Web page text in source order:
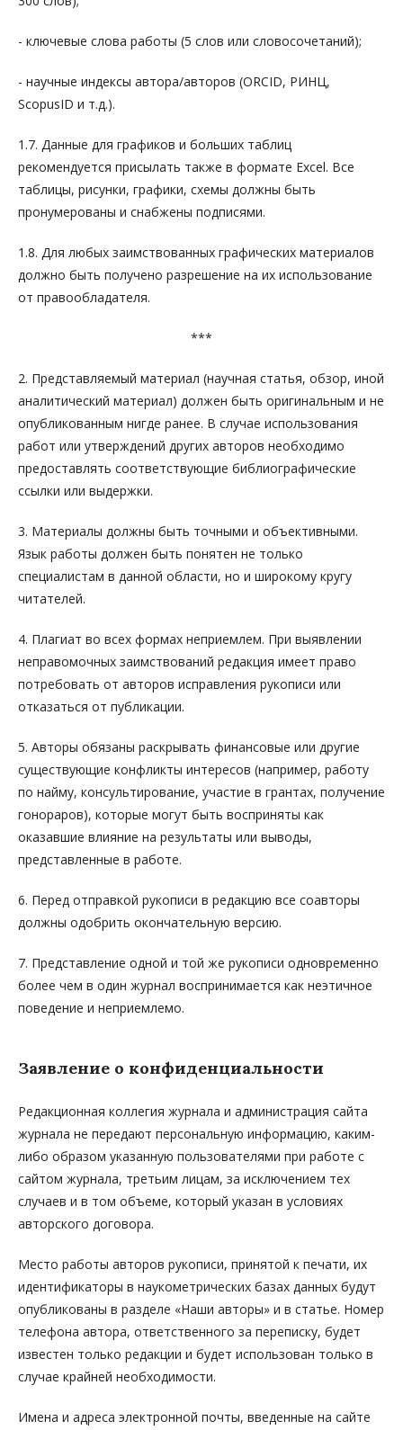
- ключевые слова работы (5 слов или словосочетаний);
- научные индексы автора/авторов (ORCID, РИНЦ,
ScopusID и т.д.).
1.7. Данные для графиков и больших таблиц
рекомендуется присылать также в формате Excel. Все
таблицы, рисунки, графики, схемы должны быть
пронумерованы и снабжены подписями.
1.8. Для любых заимствованных графических материалов
должно быть получено разрешение на их использование
от правообладателя.
***
2. Представляемый материал (научная статья, обзор, иной
аналитический материал) должен быть оригинальным и не
опубликованным нигде ранее. В случае использования
работ или утверждений других авторов необходимо
предоставлять соответствующие библиографические
ссылки или выдержки.
3. Материалы должны быть точными и объективными.
Язык работы должен быть понятен не только
специалистам в данной области, но и широкому кругу
читателей.
4. Плагиат во всех формах неприемлем. При выявлении
неправомочных заимствований редакция имеет право
потребовать от авторов исправления рукописи или
отказаться от публикации.
5. Авторы обязаны раскрывать финансовые или другие
существующие конфликты интересов (например, работу
по найму, консультирование, участие в грантах, получение
гонораров), которые могут быть восприняты как
оказавшие влияние на результаты или выводы,
представленные в работе.
6. Перед отправкой рукописи в редакцию все соавторы
должны одобрить окончательную версию.
7. Представление одной и той же рукописи одновременно
более чем в один журнал воспринимается как неэтичное
поведение и неприемлемо.
Заявление о конфиденциальности
Редакционная коллегия журнала и администрация сайта
журнала не передают персональную информацию, каким-
либо образом указанную пользователями при работе с
сайтом журнала, третьим лицам, за исключением тех
случаев и в том объеме, который указан в условиях
авторского договора.
Место работы авторов рукописи, принятой к печати, их
идентификаторы в наукометрических базах данных будут
опубликованы в разделе «Наши авторы» и в статье. Номер
телефона автора, ответственного за переписку, будет
известен только редакции и будет использован только в
случае крайней необходимости.
Имена и адреса электронной почты, введенные на сайте